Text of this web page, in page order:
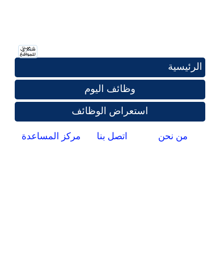
الرئيسية
وظائف اليوم
استعراض الوظائف
من نحن اتصل بنا مركز المساعدة